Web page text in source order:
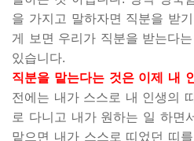
을 가지고 말하자면 직분을 받
게 보면 우리가 직분을 받는다
있습니다.
직분을 맡는다는 것은 이제 내
전에는 내가 스스로 내 인생의
로 다니고 내가 원하는 일 하면
맡으면 내가 스스로 띠었던 띠